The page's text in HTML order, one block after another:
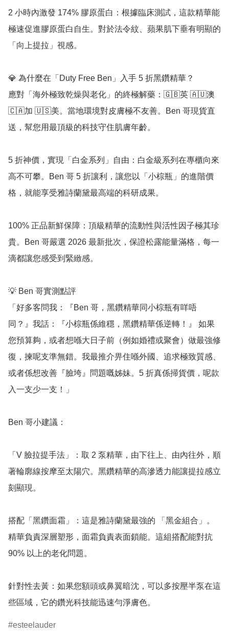
2 小時內激發 174% 膠原蛋白：根據臨床測試，這款精華能
極速促進膠原蛋白自生。對於法令紋、蘋果肌下垂有明顯的
「向上提拉」視感。
💎 為什麼在「Duty Free Ben」入手 5 折黑鑽精華？
應對「海外極致乾燥與老化」的終極解藥：🇬🇧英 🇦🇺澳
🇨🇦加 🇺🇸美。當地環境對皮膚極不友善。Ben 哥現貨直
送，幫您用最頂級的科技守住肌膚年齡。
5 折神價，實現「白金系列」自由：白金級系列在專櫃向來
高不可攀。Ben 哥 5 折讓利，讓您以「小棕瓶」的進階價
格，就能享受雅詩蘭黛最高端的科研成果。
100% 正品新鮮保障：頂級精華的流動性與活性因子極其珍
貴。Ben 哥嚴選 2026 最新批次，保證松露能量滿格，每一
滴都讓您感受到緊緻感。
💡 Ben 哥實測點評
「好多客問我：『Ben 哥，黑鑽精華同小棕瓶有咩唔
同？』我話：『小棕瓶係維穩，黑鑽精華係逆轉！』 如果
您預算夠，或者想喺大日子前（例如婚禮或聚會）做最強修
復，揀呢支準無錯。我最推介畀住喺外國、追求極致質感、
或者係想改善『臉垮』問題嘅姊妹。5 折真係掃貨價，呢款
入一支少一支！」
Ben 哥小建議：
「V 臉拉提手法」：取 2 泵精華，由下往上、由內往外，順
著輪廓線按摩至太陽穴。黑鑽精華的高滲透力能讓提拉感立
刻顯現。
搭配「黑鑽面霜」：這是雅詩蘭黛最強的 「黑金組合」。
精華負責深層塑形，面霜負責表面鎖能。這組搭配能對抗
90% 以上的老化問題。
針對性去黃：如果您額頭或鼻翼暗沈，可以多按壓半泵在這
些區域，它的鑽光科技能迅速勻淨膚色。
esteelauder